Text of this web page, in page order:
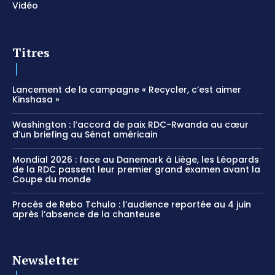
Vidéo
Titres
Lancement de la campagne « Recycler, c’est aimer
Kinshasa »
Washington : l’accord de paix RDC-Rwanda au cœur
d’un briefing au Sénat américain
Mondial 2026 : face au Danemark à Liège, les Léopards
de la RDC passent leur premier grand examen avant la
Coupe du monde
Procès de Rebo Tchulo : l’audience reportée au 4 juin
après l’absence de la chanteuse
Newsletter